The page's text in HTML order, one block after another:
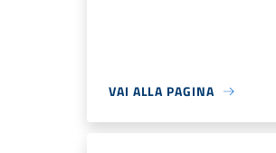
VAI ALLA PAGINA